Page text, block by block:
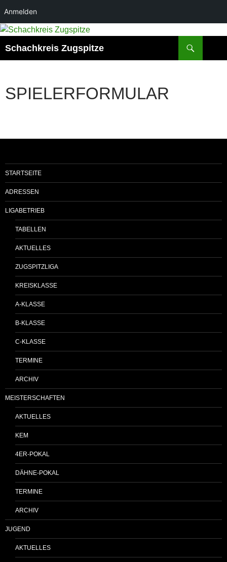
Anmelden
Schachkreis Zugspitze
SPIELERFORMULAR
STARTSEITE
ADRESSEN
LIGABETRIEB
TABELLEN
AKTUELLES
ZUGSPITZLIGA
KREISKLASSE
A-KLASSE
B-KLASSE
C-KLASSE
TERMINE
ARCHIV
MEISTERSCHAFTEN
AKTUELLES
KEM
4ER-POKAL
DÄHNE-POKAL
TERMINE
ARCHIV
JUGEND
AKTUELLES